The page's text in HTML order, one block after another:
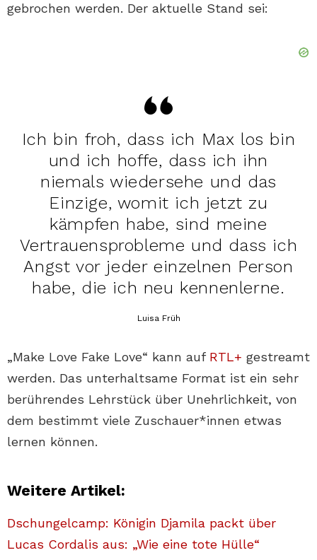
gebrochen werden. Der aktuelle Stand sei:
Ich bin froh, dass ich Max los bin
und ich hoffe, dass ich ihn
niemals wiedersehe und das
Einzige, womit ich jetzt zu
kämpfen habe, sind meine
Vertrauensprobleme und dass ich
Angst vor jeder einzelnen Person
habe, die ich neu kennenlerne.
Luisa Früh
„Make Love Fake Love“ kann auf RTL+ gestreamt
werden. Das unterhaltsame Format ist ein sehr
berührendes Lehrstück über Unehrlichkeit, von
dem bestimmt viele Zuschauer*innen etwas
lernen können.
Weitere Artikel:
Dschungelcamp: Königin Djamila packt über
Lucas Cordalis aus: „Wie eine tote Hülle“